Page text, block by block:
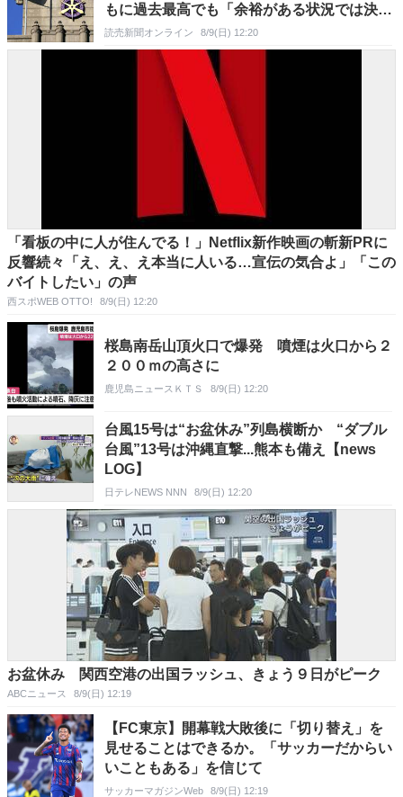
もに過去最高でも「余裕がある状況では決し
てない」
読売新聞オンライン 8/9(日) 12:20
「看板の中に人が住んでる！」Netflix新作映画の斬新PRに
反響続々「え、え、え本当に人いる…宣伝の気合よ」「この
バイトしたい」の声
西スポWEB OTTO! 8/9(日) 12:20
桜島南岳山頂火口で爆発 噴煙は火口から２
２００ｍの高さに
鹿児島ニュースＫＴＳ 8/9(日) 12:20
台風15号は“お盆休み”列島横断か “ダブル
台風”13号は沖縄直撃...熊本も備え【news
LOG】
日テレNEWS NNN 8/9(日) 12:20
お盆休み 関西空港の出国ラッシュ、きょう９日がピーク
ABCニュース 8/9(日) 12:19
【FC東京】開幕戦大敗後に「切り替え」を
見せることはできるか。「サッカーだからい
いこともある」を信じて
サッカーマガジンWeb 8/9(日) 12:19